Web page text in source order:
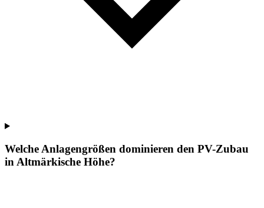
Welche Anlagengrößen dominieren den PV-Zubau
in Altmärkische Höhe?